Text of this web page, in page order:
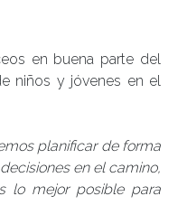
en buena parte del
niños y jóvenes en el
planificar de forma
en el camino,
lo mejor posible para